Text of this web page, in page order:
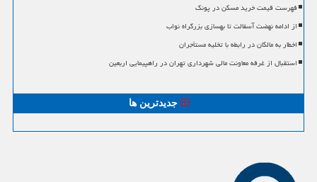
فهرست قیمت خرید مسکن در پونک
از ادامه نهضت آسفالت تا بهسازی بزرگراه نواب
اخطار به مالکان در رابطه با تخلیه مستأجران
استقبال از غرفه معاونت مالی شهرداری تهران در راهپیمایی اربعین
جدیدترین ها